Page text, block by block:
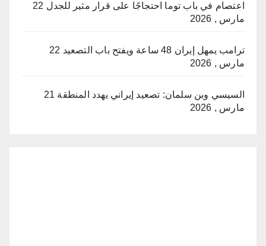
اعتصام في باب توما احتجاجًا على قرار مثير للجدل 22
مارس , 2026
ترامب يمهل إيران 48 ساعة ويفتح باب التصعيد
22
مارس , 2026
السيسي وبن سلمان: تصعيد إيراني يهدد المنطقة 21
مارس , 2026